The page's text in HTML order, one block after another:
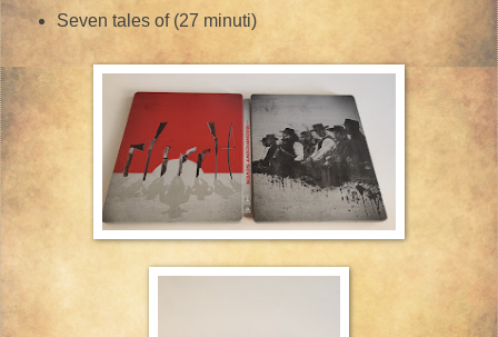
Seven tales of (27 minuti)